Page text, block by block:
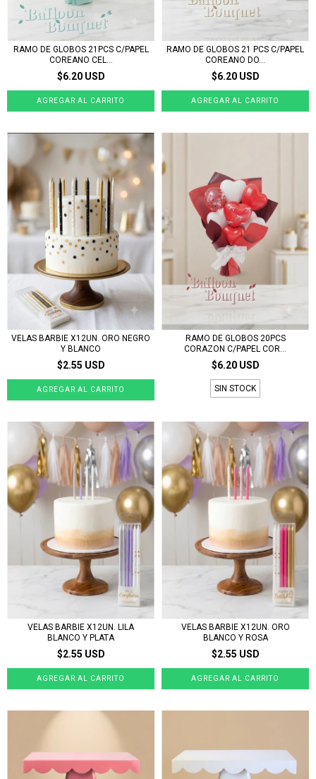
RAMO DE GLOBOS 21PCS C/PAPEL
COREANO CEL...
$6.20 USD
RAMO DE GLOBOS 21 PCS C/PAPEL
COREANO DO...
$6.20 USD
VELAS BARBIE X12UN. ORO NEGRO
Y BLANCO
$2.55 USD
RAMO DE GLOBOS 20PCS
CORAZON C/PAPEL COR...
$6.20 USD
SIN STOCK
VELAS BARBIE X12UN. LILA
BLANCO Y PLATA
$2.55 USD
VELAS BARBIE X12UN. ORO
BLANCO Y ROSA
$2.55 USD